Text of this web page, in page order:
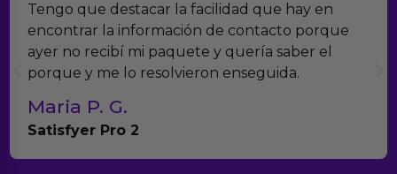
Tengo que destacar la facilidad que hay en
encontrar la información de contacto porque
ayer no recibí mi paquete y quería saber el
porque y me lo resolvieron enseguida.
Maria P. G.
Satisfyer Pro 2